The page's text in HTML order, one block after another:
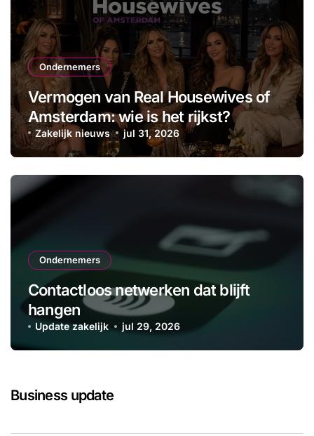
Ondernemers
Vermogen van Real Housewives of
Amsterdam: wie is het rijkst?
Zakelijk nieuws jul 31, 2026
Ondernemers
Contactloos netwerken dat blijft
hangen
Update zakelijk jul 29, 2026
Business update